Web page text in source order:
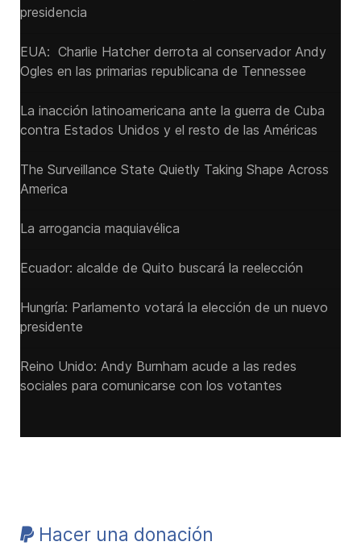
presidencia
EUA: Charlie Hatcher derrota al conservador Andy
Ogles en las primarias republicana de Tennessee
La inacción latinoamericana ante la guerra de Cuba
contra Estados Unidos y el resto de las Américas
The Surveillance State Quietly Taking Shape Across
America
La arrogancia maquiavélica
Ecuador: alcalde de Quito buscará la reelección
Hungría: Parlamento votará la elección de un nuevo
presidente
Reino Unido: Andy ‌Burnham acude a las redes
sociales para comunicarse con los votantes
Hacer una donación